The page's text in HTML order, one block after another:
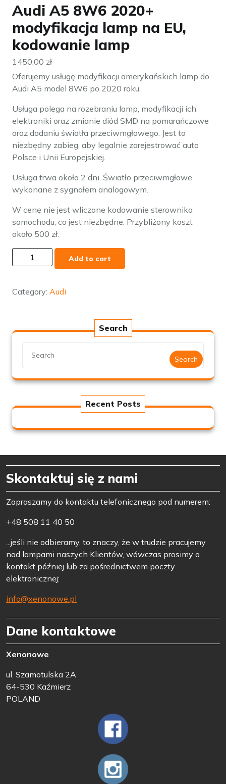
Audi A5 8W6 2020+
modyfikacja lamp na EU,
kodowanie lamp
1450,00 zł
Oferujemy usługę modyfikacji amerykańskich lamp do
Audi A5 model 8W6 po 2020 roku.
Usługa polega na rozebraniu lamp, modyfikacji ich
elektroniki oraz zmianie diód SMD na pomarańczowe
oraz dodaniu światła przeciwmgłowego. Jest to
niezbędny zabieg, aby legalnie zarejestrować auto
Polsce i Unii Europejskiej.
Usługa trwa około 2 dni. Światło przeciwmgłowe
wykonane z sygnałem analogowym.
W cenę nie jest wliczone kodowanie sterownika
samochodu, co jest niezbędne. Przybliżony koszt
około 500 zł.
A5
2020+
EU,
kodowanie
quantity
Add to cart
Category: Audi
Search
Search
Recent Posts
Skontaktuj się z nami
Zapraszamy do kontaktu telefonicznego pod numerem:
+48 508 11 40 50
...jeśli nie odbieramy, to znaczy, że w trudzie pracujemy
nad lampami naszych Klientów, wówczas prosimy o
kontakt później lub za pośrednictwem poczty
elektronicznej:
info@xenonowe.pl
Dane kontaktowe
Xenonowe
ul. Szamotulska 2A
64-530 Kaźmierz
POLAND